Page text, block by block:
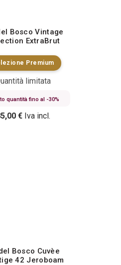
Bosco Vintage
ExtraBrut
Premium
limitata
quantità fino al -30%
€ Iva incl.
Bosco Cuvèe
42 Jeroboam